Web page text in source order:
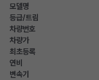
모델명
등급/트림
차량번호
차량가
최초등록
연비
변속기